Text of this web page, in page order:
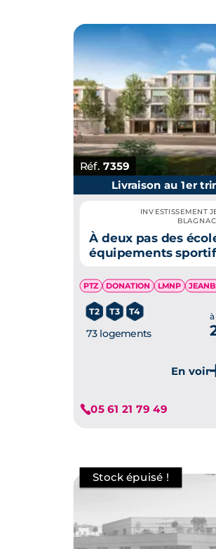
Réf. 7359
Je découvre ce
Livraison au 1er
INVESTISSEMENT
BLAGNAC
À deux pas des
équipements
PTZ DONATION LMNP
T2 T3 T4
73 logements
05 61 21 79 49